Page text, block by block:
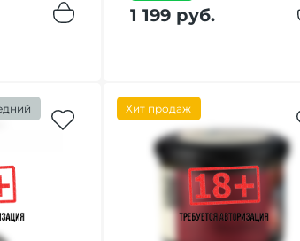
1 199 руб.
Хит продаж